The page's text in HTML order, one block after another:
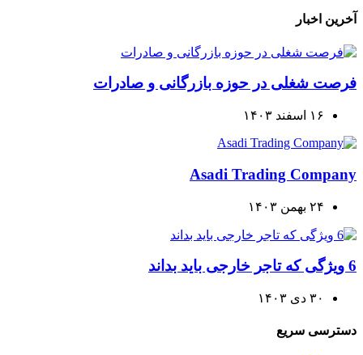
آخرین اخبار
فرصت شغلی در حوزه بازرگانی و صادرات
۱۶ اسفند ۱۴۰۳
Asadi Trading Company
۲۴ بهمن ۱۴۰۳
6 ویژگی که تاجر خارجی باید بداند
۳۰ دی ۱۴۰۳
دسترسی سریع